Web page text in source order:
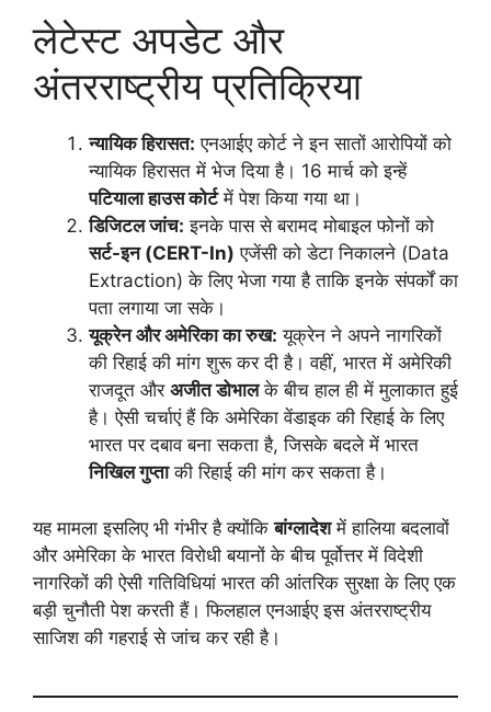
लेटेस्ट अपडेट और
अंतरराष्ट्रीय प्रतिक्रिया
न्यायिक हिरासत: एनआईए कोर्ट ने इन सातों आरोपियों को
न्यायिक हिरासत में भेज दिया है। 16 मार्च को इन्हें
पटियाला हाउस कोर्टमें पेश किया गया था।
डिजिटल जांच: इनके पास से बरामद मोबाइल फोनों को
सर्ट-इन (CERT-In) एजेंसी को डेटा निकालने (Data
Extraction) के लिए भेजा गया है ताकि इनके संपर्कों का
पता लगाया जा सके।
यूक्रेन और अमेरिका का रुख: यूक्रेन ने अपने नागरिकों
की रिहाई की मांग शुरू कर दी है। वहीं, भारत में अमेरिकी
राजदूत और अजीत डोभालके बीच हाल ही में मुलाकात हुई
है। ऐसी चर्चाएं हैं कि अमेरिका वेंडाइक की रिहाई के लिए
भारत पर दबाव बना सकता है, जिसके बदले में भारत
निखिल गुप्ताकी रिहाई की मांग कर सकता है।
यह मामला इसलिए भी गंभीर है क्योंकिबांग्लादेशमें हालिया बदलावों
और अमेरिका के भारत विरोधी बयानों के बीच पूर्वोत्तर में विदेशी
नागरिकों की ऐसी गतिविधियां भारत की आंतरिक सुरक्षा के लिए एक
बड़ी चुनौती पेश करती हैं। फिलहाल एनआईए इस अंतरराष्ट्रीय
साजिश की गहराई से जांच कर रही है।